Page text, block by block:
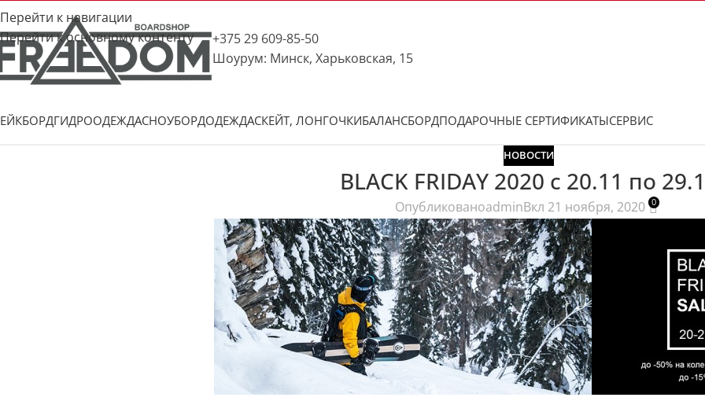
Перейти к навигации
Перейти к основному контенту
+375 29 609-85-50
Шоурум: Минск, Харьковская, 15
ГИДРООДЕЖДАСНОУБОРДОДЕЖДАСКЕЙТ, ЛОНГОЧКИБАЛАНСБОРДПОДАРОЧНЫЕ СЕРТИФИКАТЫСЕРВИС
НОВОСТИ
BLACK FRIDAY 2020 с 20.11 по
ОпубликованоadminВкл 21 ноября, 2020 0